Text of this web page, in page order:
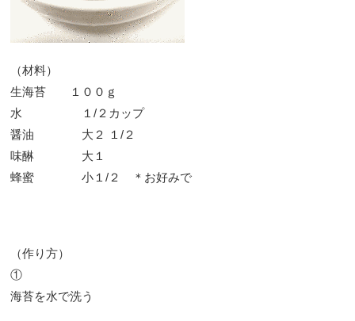
（材料）
生海苔 １００ｇ
水 １/２カップ
醤油 大２ １/２
味醂 大１
蜂蜜 小１/２ ＊お好みで
（作り方）
①
海苔を水で洗う